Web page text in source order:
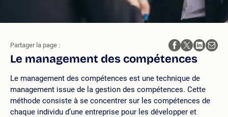
Le management des compétences
Le management des compétences est une technique de
management issue de la gestion des compétences. Cette
méthode consiste à se concentrer sur les compétences de
chaque individu d’une entreprise pour les développer et
Partager la page :